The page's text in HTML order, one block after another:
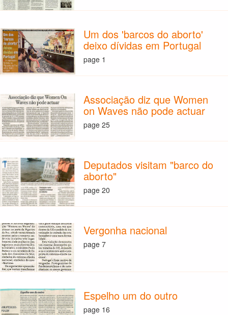
Um dos 'barcos do aborto'
deixo dívidas em Portugal
page 1
Associação diz que Women
on Waves não pode actuar
page 25
Deputados visitam "barco do
aborto"
page 20
Vergonha nacional
page 7
Espelho um do outro
page 16